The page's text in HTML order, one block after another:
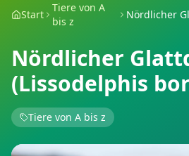
Start
Tiere von A
bis z
Nördlicher
(Lissodelphis
Tiere von A bis z